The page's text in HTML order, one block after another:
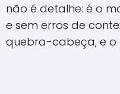
não é detalhe: é o
e sem erros de
quebra-cabeça, e o